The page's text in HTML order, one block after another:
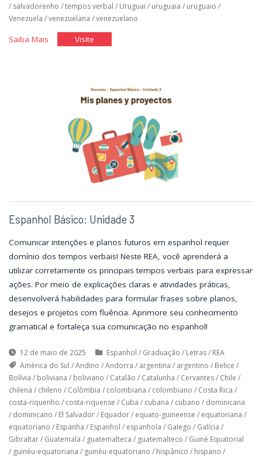
/ salvadorenho /tempos verbal / Uruguai / uruguaia / uruguaio /
Venezuela /venezuelana /venezuelano
Saiba Mais"EspanholVisite"Espanhol
Espanhol Básico: Unidade 3
Comunicar intenções e planos futuros em espanhol requer
domínio dos tempos verbais! Neste REA, você aprenderá a
utilizar corretamente os principais tempos verbais para expressar
ações. Por meio de explicações claras e atividades práticas,
desenvolverá habilidades para formular frases sobre planos,
desejos e projetos com fluência. Aprimore seu conhecimento
gramatical e fortaleça sua comunicação no espanhol!
12 de maio de 2025 Espanhol / Graduação / Letras/ REA
América do Sul /Andino /Andorra / argentina / argentino / Belice /
Bolívia / boliviana / boliviano / Catalão / Catalunha / Cervantes/ Chile /
chilena / chileno / Colômbia / colombiana / colombiano / Costa Rica /
costa-riquenho / costa-riquense / Cuba / cubana / cubano / dominicana
/ dominicano / El Salvador/ Equador/ equato-guineense / equatoriana /
equatoriano / Espanha / Espanhol / espanhola / Galego / Galícia /
Gibraltar/ Guatemala / guatemalteca / guatemalteco / Guiné Equatorial
/ guinéu-equatoriana / guinéu-equatoriano / hispânico / hispano /